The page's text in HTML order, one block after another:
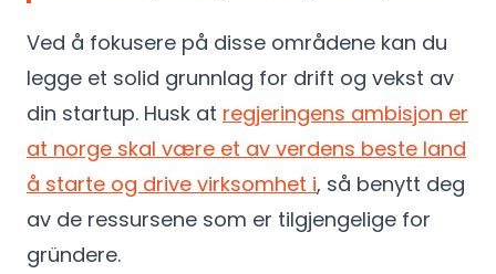
Ved å fokusere på disse områdene kan du
legge et solid grunnlag for drift og vekst av
din startup. Husk at regjeringens ambisjon er
at norge skal være et av verdens beste land
å starte og drive virksomhet i, så benytt deg
av de ressursene som er tilgjengelige for
gründere.